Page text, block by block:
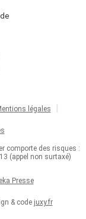
légales
comporte des risques :
(appel non surtaxé)
Presse
& code juxy.fr